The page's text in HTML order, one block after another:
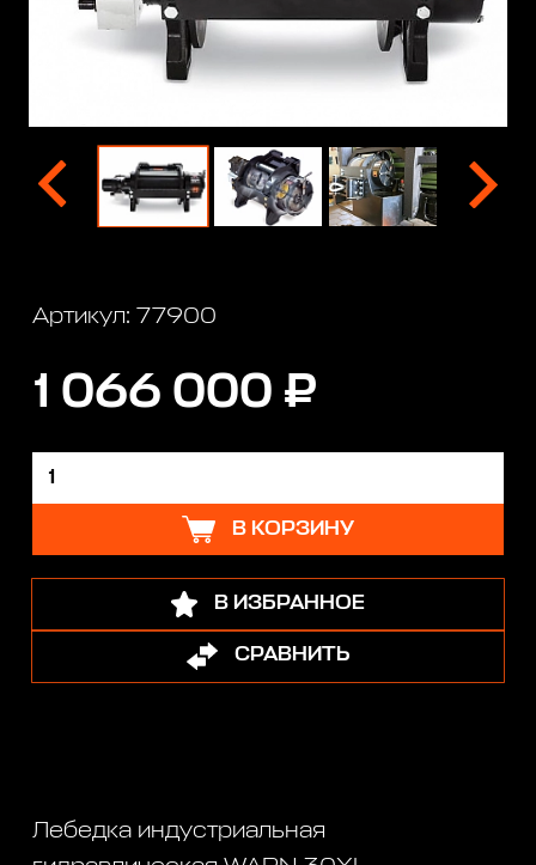
Артикул: 77900
1 066 000 ₽
В КОРЗИНУ
В ИЗБРАННОЕ
СРАВНИТЬ
Лебедка индустриальная